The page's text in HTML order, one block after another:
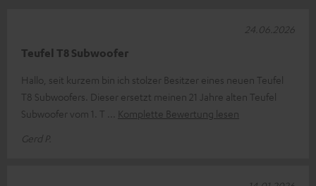
Teufel T8 Subwoofer
Hallo, seit kurzem bin ich stolzer Besitzer eines neuen Teufel
T8 Subwoofers. Dieser ersetzt meinen 21 Jahre alten Teufel
Subwoofer vom 1. T
Komplette Bewertung lesen
Gerd P.
24.06.2026